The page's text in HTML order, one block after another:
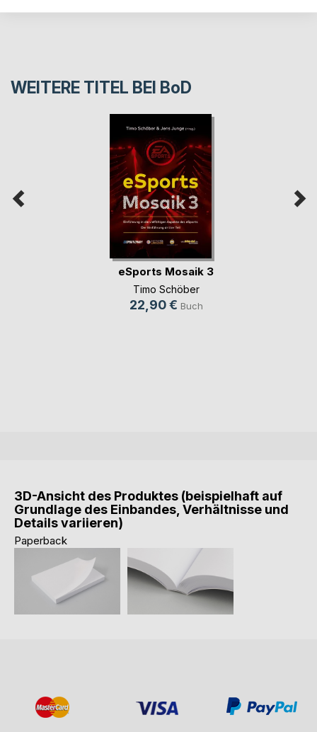
WEITERE TITEL BEI BoD
eSports Mosaik 3
Timo Schöber
22,90 € Buch
3D-Ansicht des Produktes (beispielhaft auf
Grundlage des Einbandes, Verhältnisse und
Details variieren)
Paperback